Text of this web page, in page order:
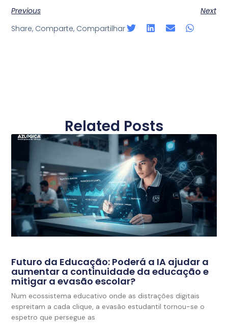
Previous
Next
Share, Comparte, Compartilhar
Related Posts
Futuro da Educação: Poderá a IA ajudar a
aumentar a continuidade da educação e
mitigar a evasão escolar?
Num ecossistema educativo onde as distrações digitais
espreitam a cada clique, a evasão estudantil tornou-se o
espetro que persegue as